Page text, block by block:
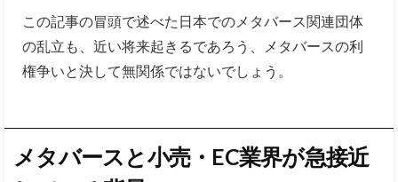
この記事の冒頭で述べた日本でのメタバース関連団体
の乱立も、近い将来起きるであろう、メタバースの利
権争いと決して無関係ではないでしょう。
メタバースと小売・EC業界が急接近